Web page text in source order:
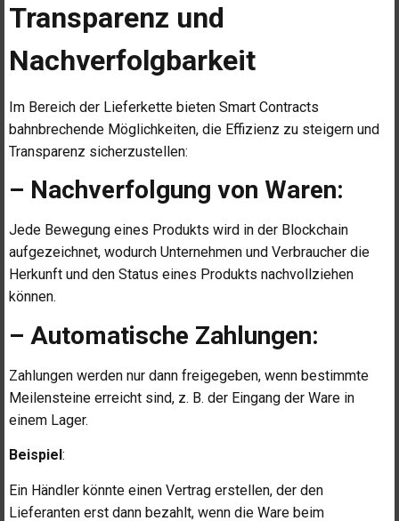
Transparenz und
Nachverfolgbarkeit
Im Bereich der Lieferkette bieten Smart Contracts
bahnbrechende Möglichkeiten, die Effizienz zu steigern und
Transparenz sicherzustellen:
– Nachverfolgung von Waren:
Jede Bewegung eines Produkts wird in der Blockchain
aufgezeichnet, wodurch Unternehmen und Verbraucher die
Herkunft und den Status eines Produkts nachvollziehen
können.
– Automatische Zahlungen:
Zahlungen werden nur dann freigegeben, wenn bestimmte
Meilensteine erreicht sind, z. B. der Eingang der Ware in
einem Lager.
Beispiel :
Ein Händler könnte einen Vertrag erstellen, der den
Lieferanten erst dann bezahlt, wenn die Ware beim